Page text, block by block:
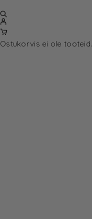
Ostukorvis ei ole tooteid.